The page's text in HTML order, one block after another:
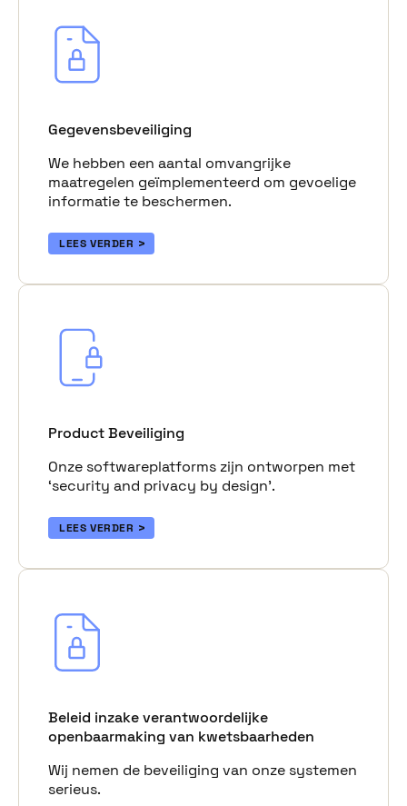
Gegevensbeveiliging
We hebben een aantal omvangrijke
maatregelen geïmplementeerd om gevoelige
informatie te beschermen.
LEES VERDER
Product Beveiliging
Onze softwareplatforms zijn ontworpen met
‘security and privacy by design’.
LEES VERDER
Beleid inzake verantwoordelijke
openbaarmaking van kwetsbaarheden
Wij nemen de beveiliging van onze systemen
serieus.